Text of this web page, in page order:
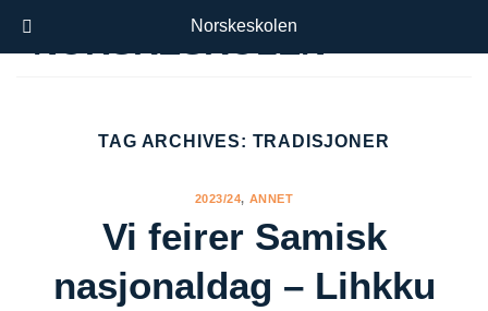
TAG ARCHIVES: TRADISJONER
2023/24, ANNET
Vi feirer Samisk
nasjonaldag – Lihkku
Norskeskolen